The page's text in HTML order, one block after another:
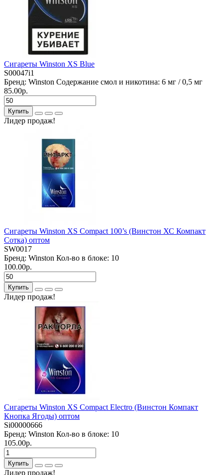
Сигареты Winston XS Blue
S00047i1
Бренд: Winston Содержание смол и никотина: 6 мг / 0,5 мг
85.00р.
Купить
Лидер продаж!
Сигареты Winston XS Compact 100’s (Винстон ХС Компакт
Сотка) оптом
SW0017
Бренд: Winston Кол-во в блоке: 10
100.00р.
Купить
Лидер продаж!
Сигареты Winston XS Compact Electro (Винстон Компакт
Кнопка Ягоды) оптом
Si00000666
Бренд: Winston Кол-во в блоке: 10
105.00р.
Купить
Лидер продаж!